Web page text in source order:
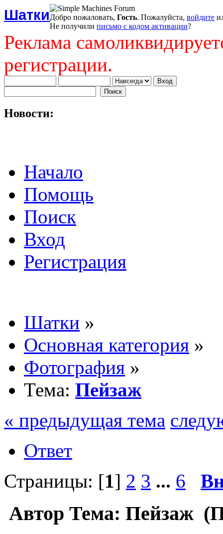
ШаткиДобро пожаловать, Гость. Пожалуйста, войдите
Не получили письмо с кодом активации?
Реклама
регистрации.
Новости:
Начало
Помощь
Поиск
Вход
Регистрация
Шатки »
Основная категория »
Фотография »
Тема: Пейзаж
« предыдущая тема
Ответ
Страницы: [1] 2 3 ... 6
Автор Тема: Пейзаж